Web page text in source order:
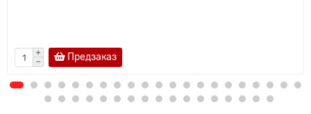
Предзаказ